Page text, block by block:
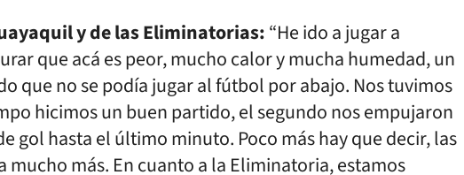
y de las Eliminatorias:“He ido a jugar a
que acá es peor, mucho calor y mucha humedad, un
que no se podía jugar al fútbol por abajo. Nos tuvimos
hicimos un buen partido, el segundo nos empujaron
gol hasta el último minuto. Poco más hay que decir, las
mucho más. En cuanto a la Eliminatoria, estamos